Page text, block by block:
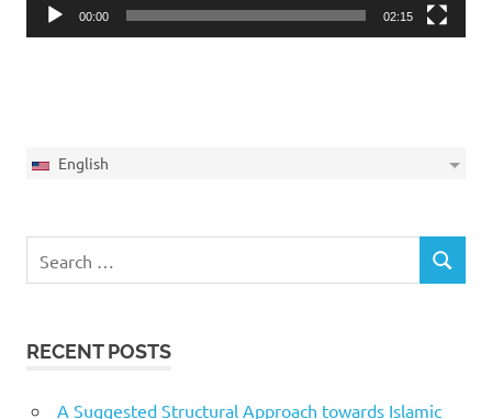
00:00 02:15
English
for:
SEARCH
RECENT POSTS
A Suggested Structural Approach towards Islamic